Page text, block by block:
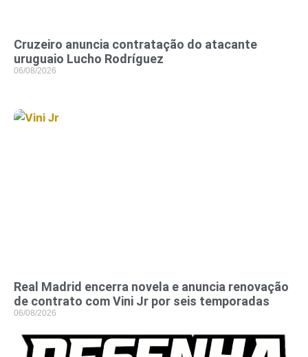
Cruzeiro anuncia contratação do atacante
uruguaio Lucho Rodríguez
06/08/2026
Real Madrid encerra novela e anuncia renovação
de contrato com Vini Jr por seis temporadas
06/08/2026